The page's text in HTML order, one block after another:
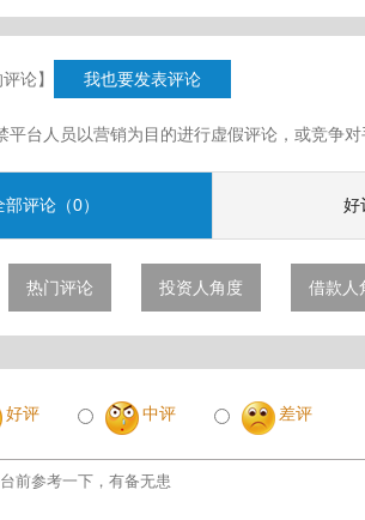
论】 我也要发表评论
平台人员以营销为目的进行虚假评论，或竞争
部评论（0） 好
热门评论 投资人角度 借款人
好评 中评 差评